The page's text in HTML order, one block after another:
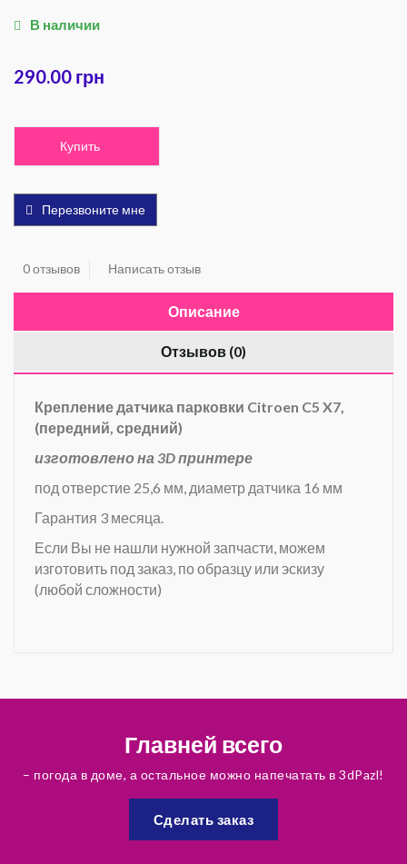
В наличии
290.00 грн
Купить
Перезвоните мне
0 отзывов Написать отзыв
Описание
Отзывов (0)
Крепление датчика парковки Citroen C5 X7,
(передний, средний)
изготовлено на 3D принтере
под отверстие 25,6 мм, диаметр датчика 16 мм
Гарантия 3 месяца.
Если Вы не нашли нужной запчасти, можем
изготовить под заказ, по образцу или эскизу
(любой сложности)
Главней всего
– погода в доме, а остальное можно напечатать в 3dPazl!
Сделать заказ